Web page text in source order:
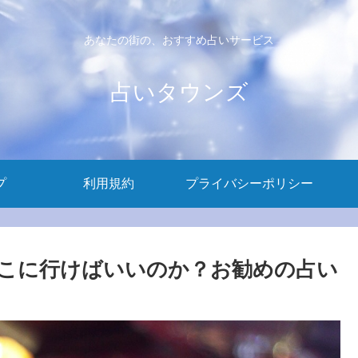
あなたの街の、おすすめ占いサービス
占いタウンズ
利用規約 プライバシーポリシー
に行けばいいのか？お勧めの占い